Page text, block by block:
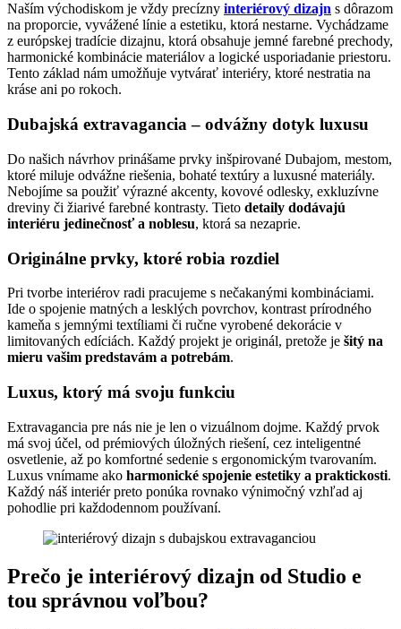
Naším východiskom je vždy precízny interiérový dizajn s dôrazom
na proporcie, vyvážené línie a estetiku, ktorá nestarne. Vychádzame
z európskej tradície dizajnu, ktorá obsahuje jemné farebné prechody,
harmonické kombinácie materiálov a logické usporiadanie priestoru.
Tento základ nám umožňuje vytvárať interiéry, ktoré nestratia na
kráse ani po rokoch.
Dubajská extravagancia – odvážny dotyk luxusu
Do našich návrhov prinášame prvky inšpirované Dubajom, mestom,
ktoré miluje odvážne riešenia, bohaté textúry a luxusné materiály.
Nebojíme sa použiť výrazné akcenty, kovové odlesky, exkluzívne
dreviny či žiarivé farebné kontrasty. Tieto detaily dodávajú
interiéru jedinečnosť a noblesu, ktorá sa nezaprie.
Originálne prvky, ktoré robia rozdiel
Pri tvorbe interiérov radi pracujeme s nečakanými kombináciami.
Ide o spojenie matných a lesklých povrchov, kontrast prírodného
kameňa s jemnými textíliami či ručne vyrobené dekorácie v
limitovaných edíciách. Každý projekt je originál, pretože je šitý na
mieru vašim predstavám a potrebám.
Luxus, ktorý má svoju funkciu
Extravagancia pre nás nie je len o vizuálnom dojme. Každý prvok
má svoj účel, od prémiových úložných riešení, cez inteligentné
osvetlenie, až po komfortné sedenie s ergonomickým tvarovaním.
Luxus vnímame ako harmonické spojenie estetiky a praktickosti.
Každý náš interiér preto ponúka rovnako výnimočný vzhľad aj
pohodlie pri každodennom používaní.
Prečo je interiérový dizajn od Studio e
tou správnou voľbou?